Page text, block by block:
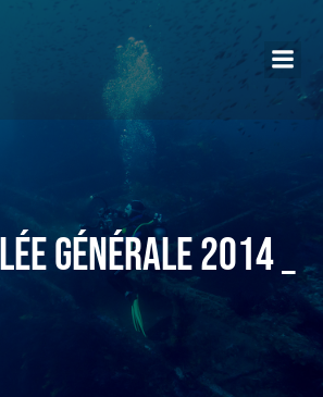
Générale 2014 _